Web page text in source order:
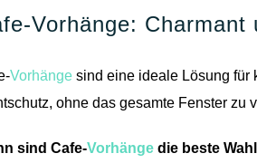
Vorhänge: Charmant
Vorhängesind eine ideale Lösung für
ohne das gesamte Fenster zu
sind Cafe-Vorhängedie beste